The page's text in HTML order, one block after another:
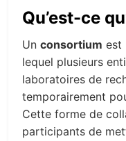
Qu’est-ce
Un consortium est
lequel plusieurs
laboratoires de
temporairement
Cette forme de
participants de